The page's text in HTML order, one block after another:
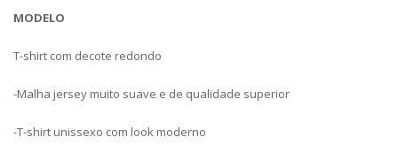
MODELO
T-shirt com decote redondo
-Malha jersey muito suave e de qualidade superior
-T-shirt unissexo com look moderno